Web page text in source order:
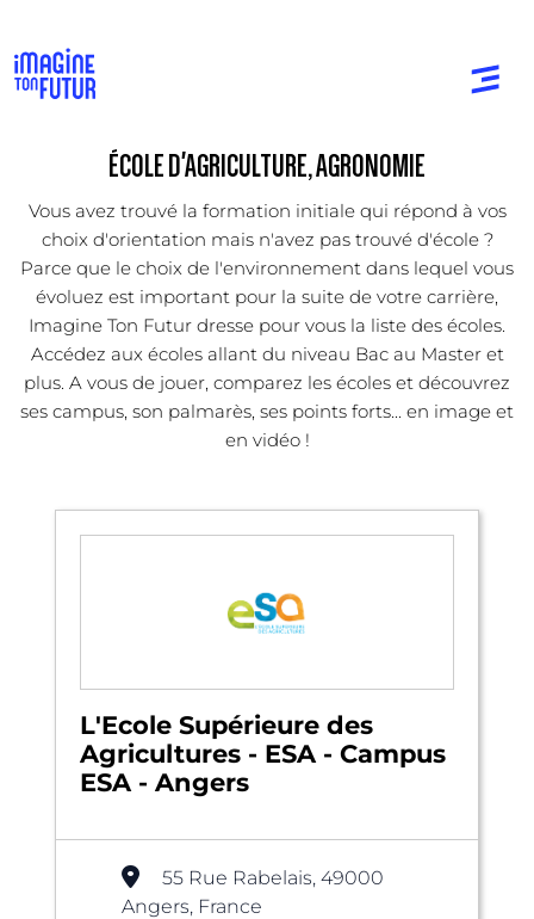
ÉCOLE D'AGRICULTURE, AGRONOMIE
Vous avez trouvé la formation initiale qui répond à vos
choix d'orientation mais n'avez pas trouvé d'école ?
Parce que le choix de l'environnement dans lequel vous
évoluez est important pour la suite de votre carrière,
Imagine Ton Futur dresse pour vous la liste des écoles.
Accédez aux écoles allant du niveau Bac au Master et
plus. A vous de jouer, comparez les écoles et découvrez
ses campus, son palmarès, ses points forts... en image et
en vidéo !
L'Ecole Supérieure des
Agricultures - ESA - Campus
ESA - Angers
55 Rue Rabelais, 49000
Angers, France